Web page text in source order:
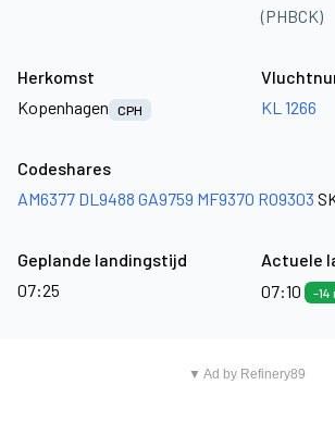
(PHBCK)
Herkomst
Kopenhagen
CPH
KL 1266
Codeshares
AM6377 DL9488 GA9759 MF9370 RO9303
Geplande landingstijd
07:25
Actuele
07:10
-14
▼ Ad by Refinery89